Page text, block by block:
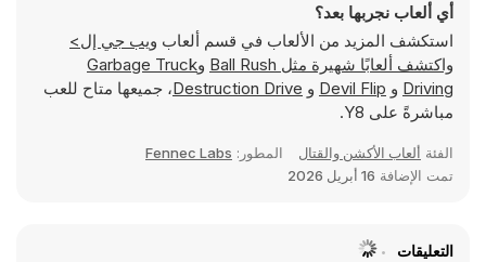
أي ألعاب نجربها بعد؟
استكشف المزيد من الألعاب في قسم ألعاب ويب جي إل>
واكتشف ألعابًا شهيرة مثل Ball Rush وGarbage Truck
Driving و Devil Flip و Destruction Drive، جميعها متاح للعب
مباشرةً على Y8.
الفئة ألعاب الأكشن والقتال المطور: Fennec Labs
تمت الإضافة 16 أبريل 2026
التعليقات